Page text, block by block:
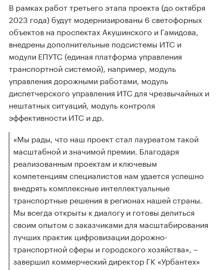
В рамках работ третьего этапа проекта (до октября
2023 года) будут модернизированы 6 светофорных
объектов на проспектах Акушинского и Гамидова,
внедрены дополнительные подсистемы ИТС и
модули ЕПУТС (единая платформа управления
транспортной системой), например, модуль
управления дорожными работами, модуль
диспетчерского управления ИТС для чрезвычайных и
нештатных ситуаций, модуль контроля
эффективности ИТС и др.
«Мы рады, что наш проект стал лауреатом такой
масштабной и значимой премии. Благодаря
реализованным проектам и ключевым
компетенциям специалистов нам удается успешно
внедрять комплексные интеллектуальные
транспортные решения в регионах нашей страны.
Мы всегда открыты к диалогу и готовы делиться
своим опытом с заказчиками для масштабирования
лучших практик цифровизации дорожно-
транспортной сферы и городского хозяйства», –
завершил коммерческий директор ГК «Урбантех»